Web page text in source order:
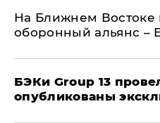
На Ближнем Востоке
оборонный альянс –
​БЭКи Group 13
опубликованы